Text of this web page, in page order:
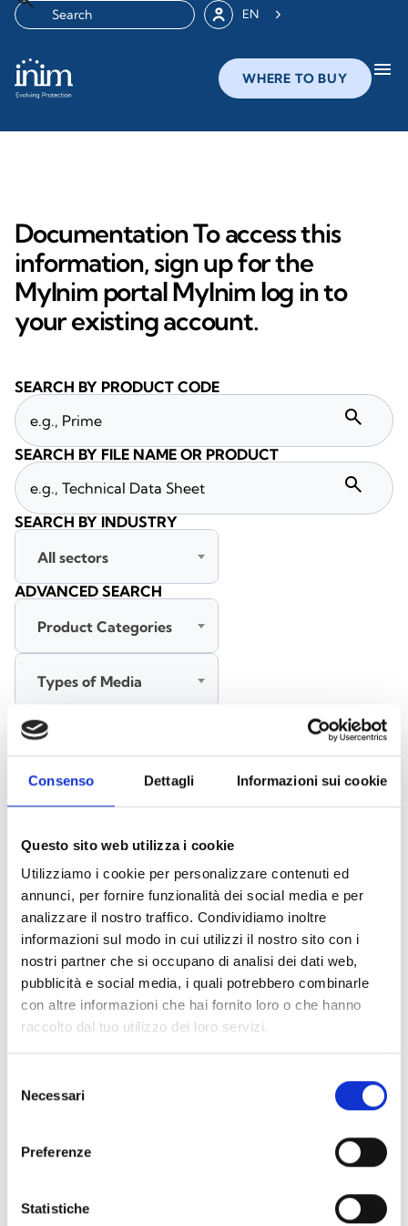
Consenso Dettagli Informazioni sui cookie
Questo sito web utilizza i cookie
Utilizziamo i cookie per personalizzare contenuti ed
annunci, per fornire funzionalità dei social media e per
analizzare il nostro traffico. Condividiamo inoltre
informazioni sul modo in cui utilizzi il nostro sito con i
nostri partner che si occupano di analisi dei dati web,
pubblicità e social media, i quali potrebbero combinarle
con altre informazioni che hai fornito loro o che hanno
raccolto dal tuo utilizzo dei loro servizi.
delNecessari
Preferenze
Statistiche
EN
WHERE TO BUY menu
Documentation To access this
information, sign up for the
MyInim portal MyInim log in to
your existing account.
Accessories EB00 Bases - Materials
Accessories for detector testing - Materials(6)
Documents(6992)
Select All
Please log in before downloading content marked with
the icon lock
SEARCH BY PRODUCT CODE
search
SEARCH BY FILE NAME OR PRODUCT
search
SEARCH BY INDUSTRY
All sectors
ADVANCED SEARCH
Product Categories
Types of Media
All languages
SEARCH